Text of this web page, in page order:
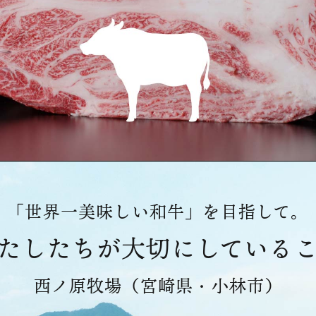
「世界一美味しい和牛」を目指して。
したちが大切にしている
西ノ原牧場（宮崎県・小林市）